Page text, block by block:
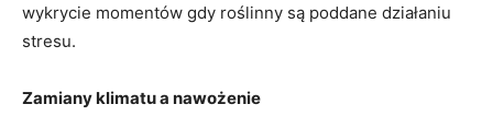
wykrycie momentów gdy roślinny są poddane działaniu
stresu.
Zamiany klimatu a nawożenie